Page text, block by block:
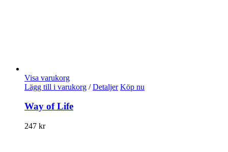
Visa varukorg
Lägg till i varukorg / Detaljer Köp nu
Way of Life
247 kr